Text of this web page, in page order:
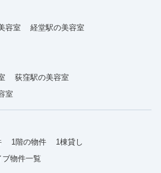
容室
経堂駅の美容室
荻窪駅の美容室
室
1階の物件
1棟貸し
ブ物件一覧